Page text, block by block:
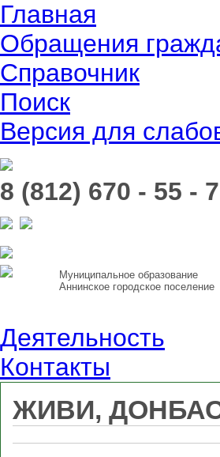
Главная
Обращения
Справочник
Поиск
Версия для
8 (812) 670 - 55 -
Муниципальное образование
Аннинское городское поселение
Деятельность
Контакты
ЖИВИ,